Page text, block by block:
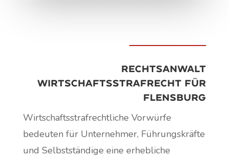
Rechtsanwalt
Wirtschaftsstrafrecht für
Flensburg
Wirtschaftsstrafrechtliche Vorwürfe
bedeuten für Unternehmer, Führungskräfte
und Selbstständige eine erhebliche